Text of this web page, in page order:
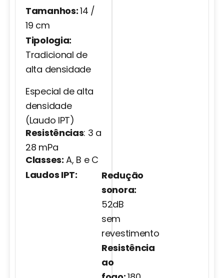
Tamanhos:14 /
19 cm
Tipologia:
Tradicional de
alta densidade
Especial de alta
densidade
(Laudo IPT)
Resistências: 3 a
28 mPa
Classes: A, B e C
Laudos IPT:
Redução
sonora:
52dB
sem
revestimento
Resistência
ao